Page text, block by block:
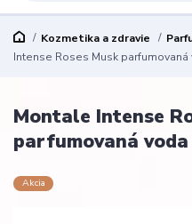
Kozmetika a zdravie
Intense Roses Musk
Montale Intense
parfumovaná
Akcia